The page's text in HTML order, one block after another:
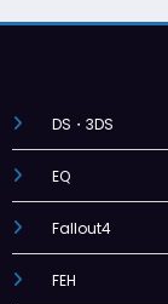
DS・3DS
EQ
Fallout4
FEH